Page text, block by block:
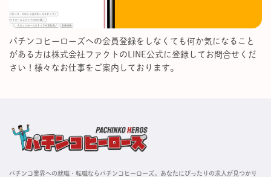
パチンコヒーローズへの会員登録をしなくても何か気になること
がある方は株式会社ファクトのLINE公式に登録してお問合せくだ
さい！様々なお仕事をご案内しております。
パチンコ業界への就職・転職ならパチンコヒーローズ。あなたにぴったりの求人が見つかり